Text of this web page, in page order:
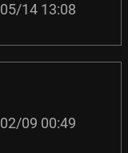
14 13:08
09 00:49